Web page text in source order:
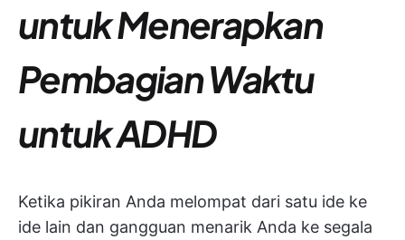
untuk Menerapkan
Pembagian Waktu
untuk ADHD
Ketika pikiran Anda melompat dari satu ide ke
ide lain dan gangguan menarik Anda ke segala